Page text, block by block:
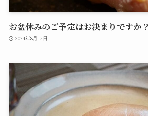
お盆休みのご予定はお決まりですか？
2024年8月13日